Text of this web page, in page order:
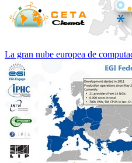
La gran nube europea de